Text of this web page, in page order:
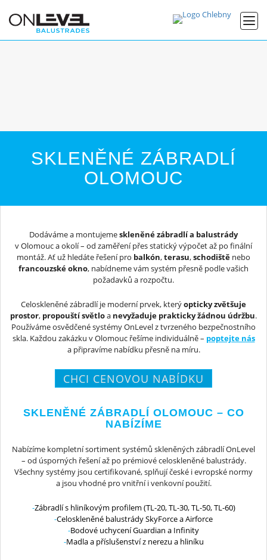
SKLENĚNÉ ZÁBRADLÍ
OLOMOUC
Dodáváme a montujemeskleněné zábradlí a balustrády
v Olomouc a okolí – od zaměření přes statický výpočet až po finální
montáž. Ať už hledáte řešení pro balkón,terasu,schodiště nebo
francouzské okno, nabídneme vám systém přesně podle vašich
požadavků a rozpočtu.
Celoskleněné zábradlí je moderní prvek, kterýopticky zvětšuje
prostor, propouští světloa nevyžaduje prakticky žádnou údržbu.
Používáme osvědčené systémy OnLevel z tvrzeného bezpečnostního
skla. Každou zakázku v Olomouc řešíme individuálně – poptejte nás
a připravíme nabídku přesně na míru.
CHCI CENOVOU NABÍDKU
SKLENĚNÉ ZÁBRADLÍ OLOMOUC – CO
NABÍZÍME
Nabízíme kompletní sortiment systémů skleněných zábradlí OnLevel
– od úsporných řešení až po prémiové celoskleněné balustrády.
Všechny systémy jsou certifikované, splňují české i evropské normy
a jsou vhodné pro vnitřní i venkovní použití.
Zábradlí s hliníkovým profilem (TL-20, TL-30, TL-50, TL-60)
Celoskleněné balustrády SkyForce a Airforce
Bodové uchycení Guardian a Infinity
Madla a příslušenství z nerezu a hliníku